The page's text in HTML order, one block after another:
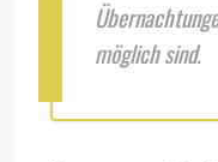
möglich sind.